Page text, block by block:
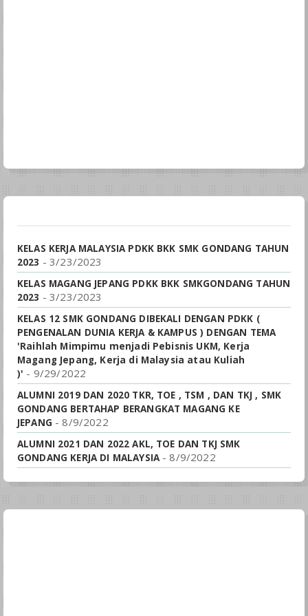
KELAS KERJA MALAYSIA PDKK BKK SMK GONDANG TAHUN
2023 - 3/23/2023
KELAS MAGANG JEPANG PDKK BKK SMKGONDANG TAHUN
2023 - 3/23/2023
KELAS 12 SMK GONDANG DIBEKALI DENGAN PDKK (
PENGENALAN DUNIA KERJA & KAMPUS ) DENGAN TEMA
'Raihlah Mimpimu menjadi Pebisnis UKM, Kerja
Magang Jepang, Kerja di Malaysia atau Kuliah
)' - 9/29/2022
ALUMNI 2019 DAN 2020 TKR, TOE , TSM , DAN TKJ , SMK
GONDANG BERTAHAP BERANGKAT MAGANG KE
JEPANG - 8/9/2022
ALUMNI 2021 DAN 2022 AKL, TOE DAN TKJ SMK
GONDANG KERJA DI MALAYSIA - 8/9/2022